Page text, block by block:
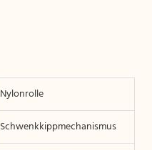
Nylonrolle
Schwenkkippmechanismus